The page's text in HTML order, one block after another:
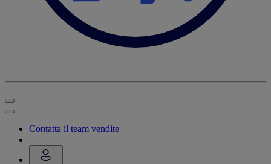
Contatta il team vendite